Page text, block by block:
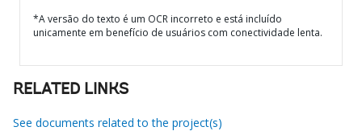
*A versão do texto é um OCR incorreto e está incluído
unicamente em benefício de usuários com conectividade lenta.
RELATED LINKS
See documents related to the project(s)